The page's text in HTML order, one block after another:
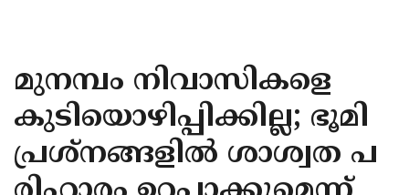
KANNUR
KASARAGOD
മുനമ്പം നിവാസികളെ
കുടിയൊഴിപ്പിക്കില്ല; ഭൂമി
പ്രശ്നങ്ങളിൽ ശാശ്വത പ